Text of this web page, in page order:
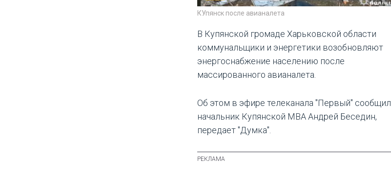
КУпянск после авианалета
В Купянской громаде Харьковской области
коммунальщики и энергетики возобновляют
энергоснабжение населению после
массированного авианалета.
Об этом в эфире телеканала "Первый" сообщил
начальник Купянской МВА Андрей Беседин,
передает "Думка".